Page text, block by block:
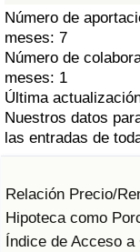
Número de
meses: 7
Número de
meses: 1
Última
Nuestros datos
las entradas de
Relación Precio/
Hipoteca como
Índice de Acceso a
Índice de Sanidad
Contaminación
Índice de
Índice de
Índice de
Tráfico